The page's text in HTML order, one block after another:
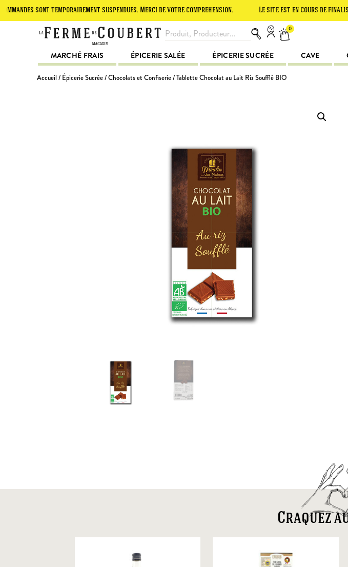
sont temporairement suspendues. Merci de votre compréhension. Le site est en cours de finalisation.
0
MARCHÉ FRAIS ÉPICERIE SALÉE ÉPICERIE SUCRÉE CAVE
Accueil / Épicerie Sucrée/Chocolats et Confiserie/ Tablette Chocolat au Lait Riz Soufflé BIO
Craquez